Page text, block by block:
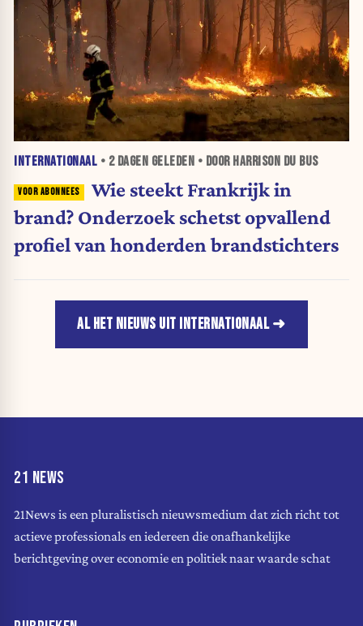
INTERNATIONAAL • 2 DAGEN GELEDEN • DOOR HARRISON DU BUS
Wie steekt Frankrijk in
brand? Onderzoek schetst opvallend
profiel van honderden brandstichters
AL HET NIEUWS UIT INTERNATIONAAL
21 NEWS
21News is een pluralistisch nieuwsmedium dat zich richt tot
actieve professionals en iedereen die onafhankelijke
berichtgeving over economie en politiek naar waarde schat